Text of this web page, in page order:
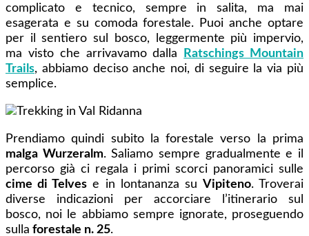
complicato e tecnico, sempre in salita, ma mai
esagerata e su comoda forestale. Puoi anche optare
per il sentiero sul bosco, leggermente più impervio,
ma visto che arrivavamo dalla
Ratschings Mountain
Trails, abbiamo deciso anche noi, di seguire la via più
semplice.
Prendiamo quindi subito la forestale verso la prima
malga Wurzeralm. Saliamo sempre gradualmente e il
percorso già ci regala i primi scorci panoramici sulle
cime di Telves e in lontananza su Vipiteno. Troverai
diverse indicazioni per accorciare l’itinerario sul
bosco, noi le abbiamo sempre ignorate, proseguendo
sulla forestale n. 25.